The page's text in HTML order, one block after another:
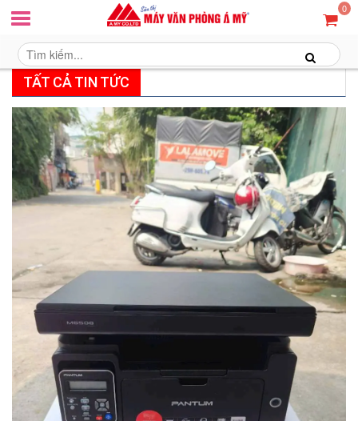
0
TẤT CẢ TIN TỨC